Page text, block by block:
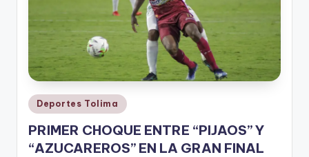
Publicado
en
Deportes Tolima
PRIMER CHOQUE ENTRE “PIJAOS” Y
“AZUCAREROS” EN LA GRAN FINAL